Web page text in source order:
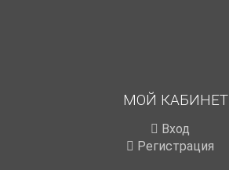
МОЙ КАБИНЕТ
Вход
Регистрация